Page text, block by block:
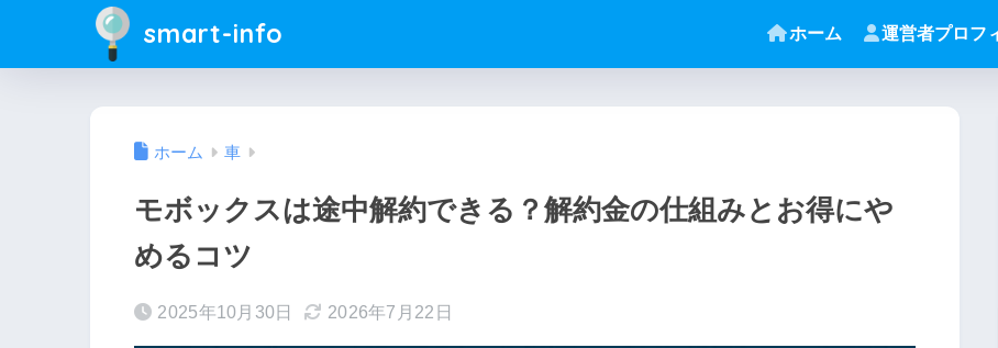
smart-info ホーム 運営者プロフ
ホーム 車
モボックスは途中解約できる？解約金の仕組みとお得にや
めるコツ
2025年10月30日 2026年7月22日